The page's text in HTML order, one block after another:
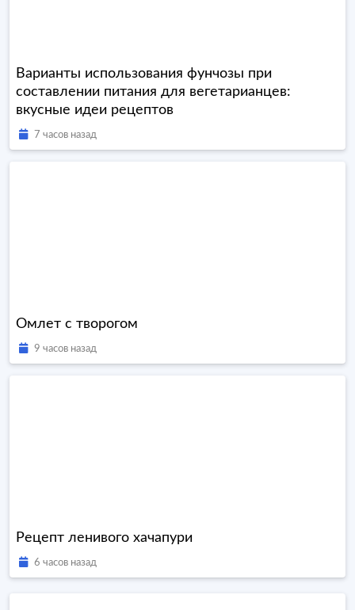
Варианты использования фунчозы при
составлении питания для вегетарианцев:
вкусные идеи рецептов
7 часов назад
Омлет с творогом
9 часов назад
Рецепт ленивого хачапури
6 часов назад